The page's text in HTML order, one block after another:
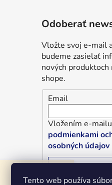
Tento web používa
Odoberať
Vložte svoj e-mail
budeme zasielať
nových produktoch
shope.
Email
Vložením e-
podmienkami
osobných údajov